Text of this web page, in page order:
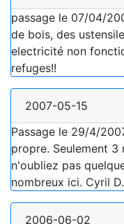
passage le 07/04/
de bois, des
electricité non
refuges!!
2007-05-15
Passage le 29/4/
propre. Seulement
n'oubliez pas
nombreux ici. Cyril D.
2006-06-02